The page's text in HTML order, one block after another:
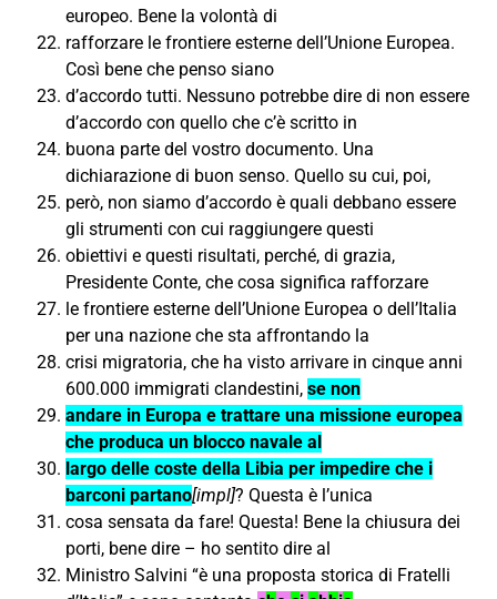
europeo. Bene la volontà di
rafforzare le frontiere esterne dell’Unione Europea.
Così bene che penso siano
d’accordo tutti. Nessuno potrebbe dire di non essere
d’accordo con quello che c’è scritto in
buona parte del vostro documento. Una
dichiarazione di buon senso. Quello su cui, poi,
però, non siamo d’accordo è quali debbano essere
gli strumenti con cui raggiungere questi
obiettivi e questi risultati, perché, di grazia,
Presidente Conte, che cosa significa rafforzare
le frontiere esterne dell’Unione Europea o dell’Italia
per una nazione che sta affrontando la
crisi migratoria, che ha visto arrivare in cinque anni
600.000 immigrati clandestini, se non
andare in Europa e trattare una missione europea
che produca un blocco navale al
largo delle coste della Libia per impedire che i
barconi partano[impl]? Questa è l’unica
cosa sensata da fare! Questa! Bene la chiusura dei
porti, bene dire – ho sentito dire al
Ministro Salvini “è una proposta storica di Fratelli